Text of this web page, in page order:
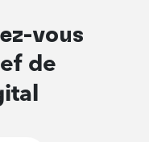
vous
de